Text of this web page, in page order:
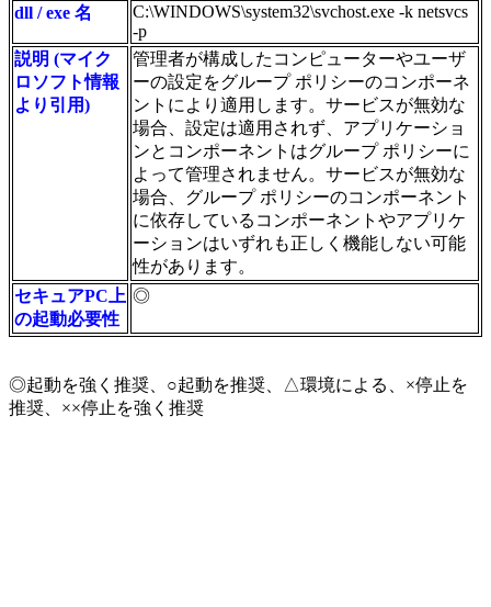
dll / exe 名
C:\WINDOWS\system32\svchost.exe -k netsvcs
-p
説明 (マイク
ロソフト情報
より引用)
管理者が構成したコンピューターやユーザ
ーの設定をグループ ポリシーのコンポーネ
ントにより適用します。サービスが無効な
場合、設定は適用されず、アプリケーショ
ンとコンポーネントはグループ ポリシーに
よって管理されません。サービスが無効な
場合、グループ ポリシーのコンポーネント
に依存しているコンポーネントやアプリケ
ーションはいずれも正しく機能しない可能
性があります。
セキュアPC上
の起動必要性
◎
◎起動を強く推奨、○起動を推奨、△環境による、×停止を
推奨、××停止を強く推奨